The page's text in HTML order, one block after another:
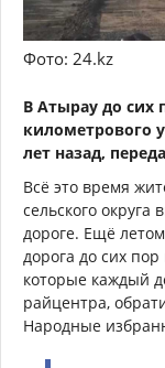
Фото: 24.kz
В Атырау до сих
километрового
лет назад,
Всё это время
сельского
дороге. Ещё
дорога до сих
которые каждый
райцентра,
Народные